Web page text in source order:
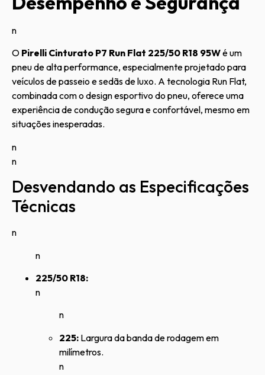
n
O Pirelli Cinturato P7 Run Flat 225/50 R18 95Wé um
pneu de alta performance, especialmente projetado para
veículos de passeio e sedãs de luxo. A tecnologia Run Flat,
combinada com o design esportivo do pneu, oferece uma
experiência de condução segura e confortável, mesmo em
situações inesperadas.
n
n
Desvendando as Especificações
Técnicas
n
n
225/50 R18:
n
n
225: Largura da banda de rodagem em
milímetros.
n